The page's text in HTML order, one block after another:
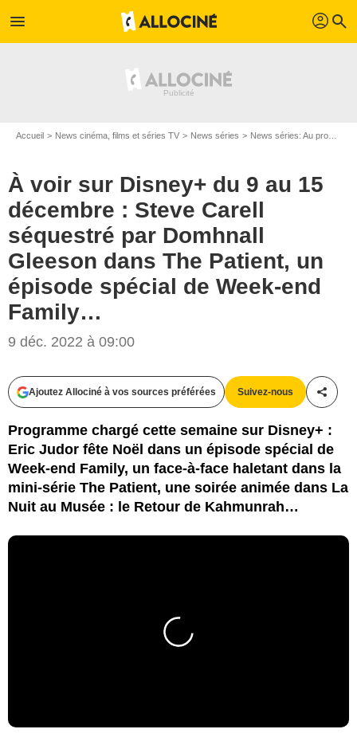
menu profil search
Accueil News cinéma, films et séries TV News séries News séries: Au programme
À voir sur Disney+ du 9 au 15
décembre : Steve Carell
séquestré par Domhnall
Gleeson dans The Patient, un
épisode spécial de Week-end
Family…
9 déc. 2022 à 09:00
Ajoutez Allociné à vos sources préférées Suivez-nous
Programme chargé cette semaine sur Disney+ :
Eric Judor fête Noël dans un épisode spécial de
Week-end Family, un face-à-face haletant dans la
mini-série The Patient, une soirée animée dans La
Nuit au Musée : le Retour de Kahmunrah…